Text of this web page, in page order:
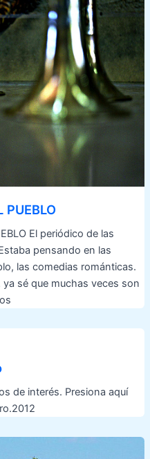
PUEBLO
El periódico de las
pensando en las
las comedias románticas.
sé que muchas veces son
interés. Presiona aquí